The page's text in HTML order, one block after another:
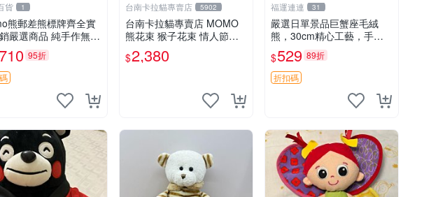
貨 1
熊郵差熊標牌齊全實
嚴選商品 純手作無修
收藏 郵差熊 Momo熊
品 95折
台南卡拉貓專賣店 5902
台南卡拉貓專賣店 MOMO
熊花束 猴子花束 情人節禮
物 二選一 可繡字 可今天寄
明天到
$2,380
福運連連 31
嚴選日單景品巨蟹座毛絨
熊，30cm精心工藝，手感
軟糯推薦收藏送人 巨蟹座
毛絨玩具 精緻做工
$529 89折
折扣碼